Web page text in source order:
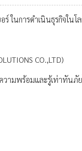
ในการดำเนินธุรกิจในโ
CO.,LTD)
ามพร้อมและรู้เท่าทันภัย